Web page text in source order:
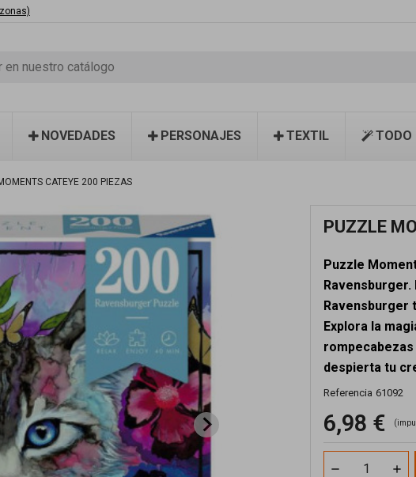
NOVEDADES PERSONAJES TEXTIL TODO
CATEYE 200 PIEZAS
PUZZLE
Puzzle
Ravensburger.
Ravensburger
Explora la
despierta tu
Referencia 61092
6,98 €